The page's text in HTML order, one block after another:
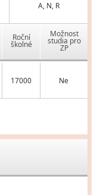
A, N, R
Roční
školné
Možnost
studia pro
ZP
17000 Ne